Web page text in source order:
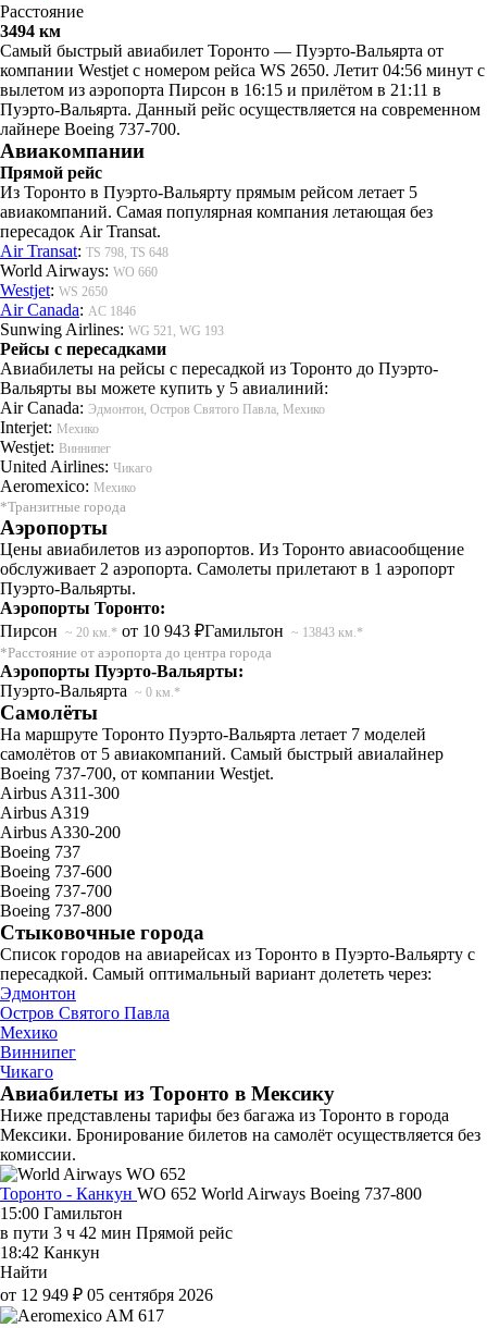
Расстояние
3494 км
Самый быстрый авиабилет Торонто — Пуэрто-Вальярта от
компании Westjet с номером рейса WS 2650. Летит 04:56 минут с
вылетом из аэропорта Пирсон в 16:15 и прилётом в 21:11 в
Пуэрто-Вальярта. Данный рейс осуществляется на современном
лайнере Boeing 737-700.
Авиакомпании
Прямой рейс
Из Торонто в Пуэрто-Вальярту прямым рейсом летает 5
авиакомпаний. Самая популярная компания летающая без
пересадок Air Transat.
Air Transat: TS 798, TS 648
World Airways: WO 660
Westjet: WS 2650
Air Canada: AC 1846
Sunwing Airlines: WG 521, WG 193
Рейсы с пересадками
Авиабилеты на рейсы с пересадкой из Торонто до Пуэрто-
Вальярты вы можете купить у 5 авиалиний:
Air Canada: Эдмонтон, Остров Святого Павла, Мехико
Interjet: Мехико
Westjet: Виннипег
United Airlines: Чикаго
Aeromexico: Мехико
*Транзитные города
Аэропорты
Цены авиабилетов из аэропортов. Из Торонто авиасообщение
обслуживает 2 аэропорта. Самолеты прилетают в 1 аэропорт
Пуэрто-Вальярты.
Аэропорты Торонто:
Пирсон ~ 20 км.* от 10 943 ₽Гамильтон ~ 13843 км.*
*Расстояние от аэропорта до центра города
Аэропорты Пуэрто-Вальярты:
Пуэрто-Вальярта ~ 0 км.*
Самолёты
На маршруте Торонто Пуэрто-Вальярта летает 7 моделей
самолётов от 5 авиакомпаний. Самый быстрый авиалайнер
Boeing 737-700, от компании Westjet.
Airbus A311-300
Airbus A319
Airbus A330-200
Boeing 737
Boeing 737-600
Boeing 737-700
Boeing 737-800
Стыковочные города
Список городов на авиарейсах из Торонто в Пуэрто-Вальярту с
пересадкой. Самый оптимальный вариант долететь через:
Эдмонтон
Остров Святого Павла
Мехико
Виннипег
Чикаго
Авиабилеты из Торонто в Мексику
Ниже представлены тарифы без багажа из Торонто в города
Мексики. Бронирование билетов на самолёт осуществляется без
комиссии.
Торонто - Канкун WO 652 World Airways Boeing 737-800
15:00 Гамильтон
в пути 3 ч 42 мин Прямой рейс
18:42 Канкун
Найти
от 12 949 ₽ 05 сентября 2026